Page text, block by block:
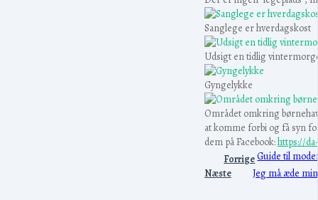
Sanglege er
Udsigt en tidlig
Gyngelykke
Området omkring
at komme forbi og få syn
dem på Facebook:https://
ForrigeGuide til
Næste
Jeg må æde